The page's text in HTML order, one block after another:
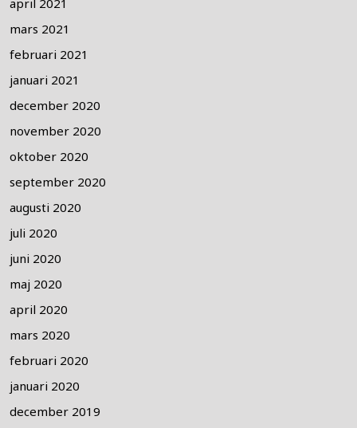
april 2021
mars 2021
februari 2021
januari 2021
december 2020
november 2020
oktober 2020
september 2020
augusti 2020
juli 2020
juni 2020
maj 2020
april 2020
mars 2020
februari 2020
januari 2020
december 2019